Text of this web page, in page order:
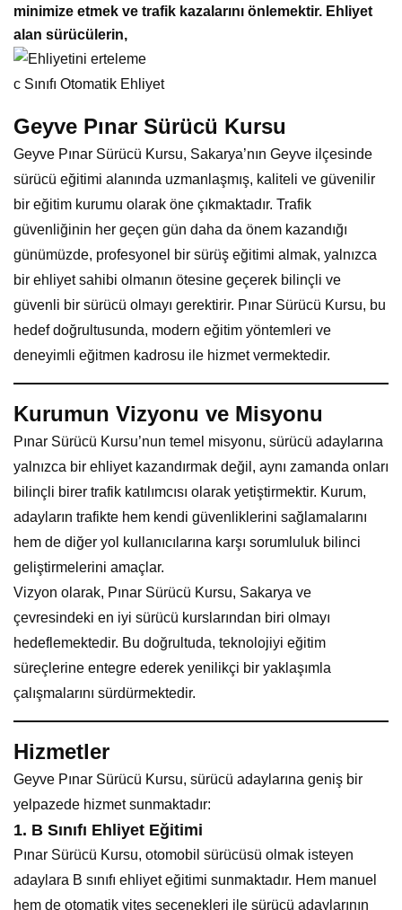
minimize etmek ve trafik kazalarını önlemektir. Ehliyet
alan sürücülerin,
c Sınıfı Otomatik Ehliyet
Geyve Pınar Sürücü Kursu
Geyve Pınar Sürücü Kursu, Sakarya’nın Geyve ilçesinde
sürücü eğitimi alanında uzmanlaşmış, kaliteli ve güvenilir
bir eğitim kurumu olarak öne çıkmaktadır. Trafik
güvenliğinin her geçen gün daha da önem kazandığı
günümüzde, profesyonel bir sürüş eğitimi almak, yalnızca
bir ehliyet sahibi olmanın ötesine geçerek bilinçli ve
güvenli bir sürücü olmayı gerektirir. Pınar Sürücü Kursu, bu
hedef doğrultusunda, modern eğitim yöntemleri ve
deneyimli eğitmen kadrosu ile hizmet vermektedir.
Kurumun Vizyonu ve Misyonu
Pınar Sürücü Kursu’nun temel misyonu, sürücü adaylarına
yalnızca bir ehliyet kazandırmak değil, aynı zamanda onları
bilinçli birer trafik katılımcısı olarak yetiştirmektir. Kurum,
adayların trafikte hem kendi güvenliklerini sağlamalarını
hem de diğer yol kullanıcılarına karşı sorumluluk bilinci
geliştirmelerini amaçlar.
Vizyon olarak, Pınar Sürücü Kursu, Sakarya ve
çevresindeki en iyi sürücü kurslarından biri olmayı
hedeflemektedir. Bu doğrultuda, teknolojiyi eğitim
süreçlerine entegre ederek yenilikçi bir yaklaşımla
çalışmalarını sürdürmektedir.
Hizmetler
Geyve Pınar Sürücü Kursu, sürücü adaylarına geniş bir
yelpazede hizmet sunmaktadır:
1. B Sınıfı Ehliyet Eğitimi
Pınar Sürücü Kursu, otomobil sürücüsü olmak isteyen
adaylara B sınıfı ehliyet eğitimi sunmaktadır. Hem manuel
hem de otomatik vites seçenekleri ile sürücü adaylarının